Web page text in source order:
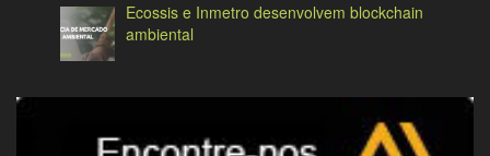
Ecossis e Inmetro desenvolvem blockchain
ambiental